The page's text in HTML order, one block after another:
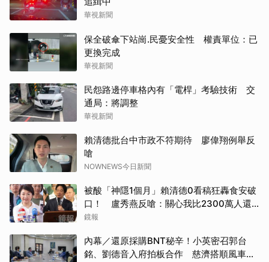
華視新聞
保全破傘下站崗.民憂安全性 權責單位：已
更換完成
華視新聞
民怨路邊停車格內有「電桿」考驗技術 交
通局：將調整
華視新聞
賴清德批台中市政不符期待 廖偉翔例舉反
嗆
NOWNEWS今日新聞
被酸「神隱1個月」賴清德0看稿狂轟食安破
口！ 盧秀燕反嗆：關心我比2300萬人還
多
鏡報
內幕／還原採購BNT秘辛！小英密召郭台
銘、劉德音入府拍板合作 慈濟搭順風車竟